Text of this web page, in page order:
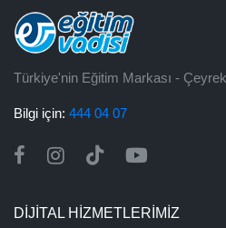
Türkiye'nin Eğitim Markası - Çeyrek
Bilgi için: 444 04 07
DİJİTAL HİZMETLERİMİZ